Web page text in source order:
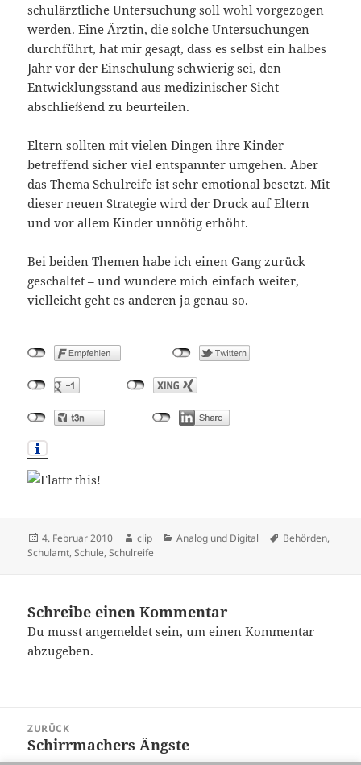
schulärztliche Untersuchung soll wohl vorgezogen
werden. Eine Ärztin, die solche Untersuchungen
durchführt, hat mir gesagt, dass es selbst ein halbes
Jahr vor der Einschulung schwierig sei, den
Entwicklungsstand aus medizinischer Sicht
abschließend zu beurteilen.
Eltern sollten mit vielen Dingen ihre Kinder
betreffend sicher viel entspannter umgehen. Aber
das Thema Schulreife ist sehr emotional besetzt. Mit
dieser neuen Strategie wird der Druck auf Eltern
und vor allem Kinder unnötig erhöht.
Bei beiden Themen habe ich einen Gang zurück
geschaltet – und wundere mich einfach weiter,
vielleicht geht es anderen ja genau so.
Veröffentlicht
am
4. Februar 2010 Autor
clip Kategorien
Analog und Digital Schlagwörter
Behörden,
Schulamt,Schule,Schulreife
Schreibe einen Kommentar
Du musstangemeldet sein, um einen Kommentar
abzugeben.
ZURÜCK
Vorheriger
Schirrmachers Ängste